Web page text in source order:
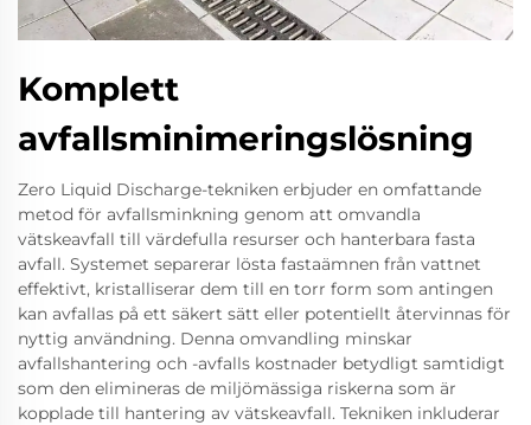
Komplett
avfallsminimeringslösning
Zero Liquid Discharge-tekniken erbjuder en omfattande
metod för avfallsminkning genom att omvandla
vätskeavfall till värdefulla resurser och hanterbara fasta
avfall. Systemet separerar lösta fastaämnen från vattnet
effektivt, kristalliserar dem till en torr form som antingen
kan avfallas på ett säkert sätt eller potentiellt återvinnas för
nyttig användning. Denna omvandling minskar
avfallshantering och -avfalls kostnader betydligt samtidigt
som den elimineras de miljömässiga riskerna som är
kopplade till hantering av vätskeavfall. Tekniken inkluderar